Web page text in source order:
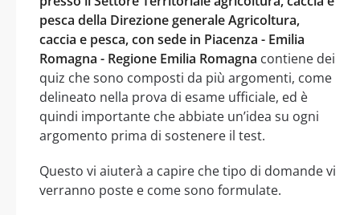
pesca della Direzione generale Agricoltura,
caccia e pesca, con sede in Piacenza - Emilia
Romagna - Regione Emilia Romagna contiene dei
quiz che sono composti da più argomenti, come
delineato nella prova di esame ufficiale, ed è
quindi importante che abbiate un’idea su ogni
argomento prima di sostenere il test.
Questo vi aiuterà a capire che tipo di domande vi
verranno poste e come sono formulate.